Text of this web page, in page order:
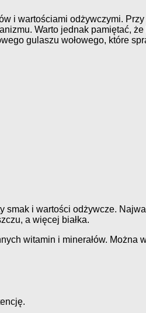
i wartościami odżywczymi.
Warto jednak pamiętać,
gulaszu wołowego, które
i wartości odżywcze.
a więcej białka.
witamin i minerałów. Można